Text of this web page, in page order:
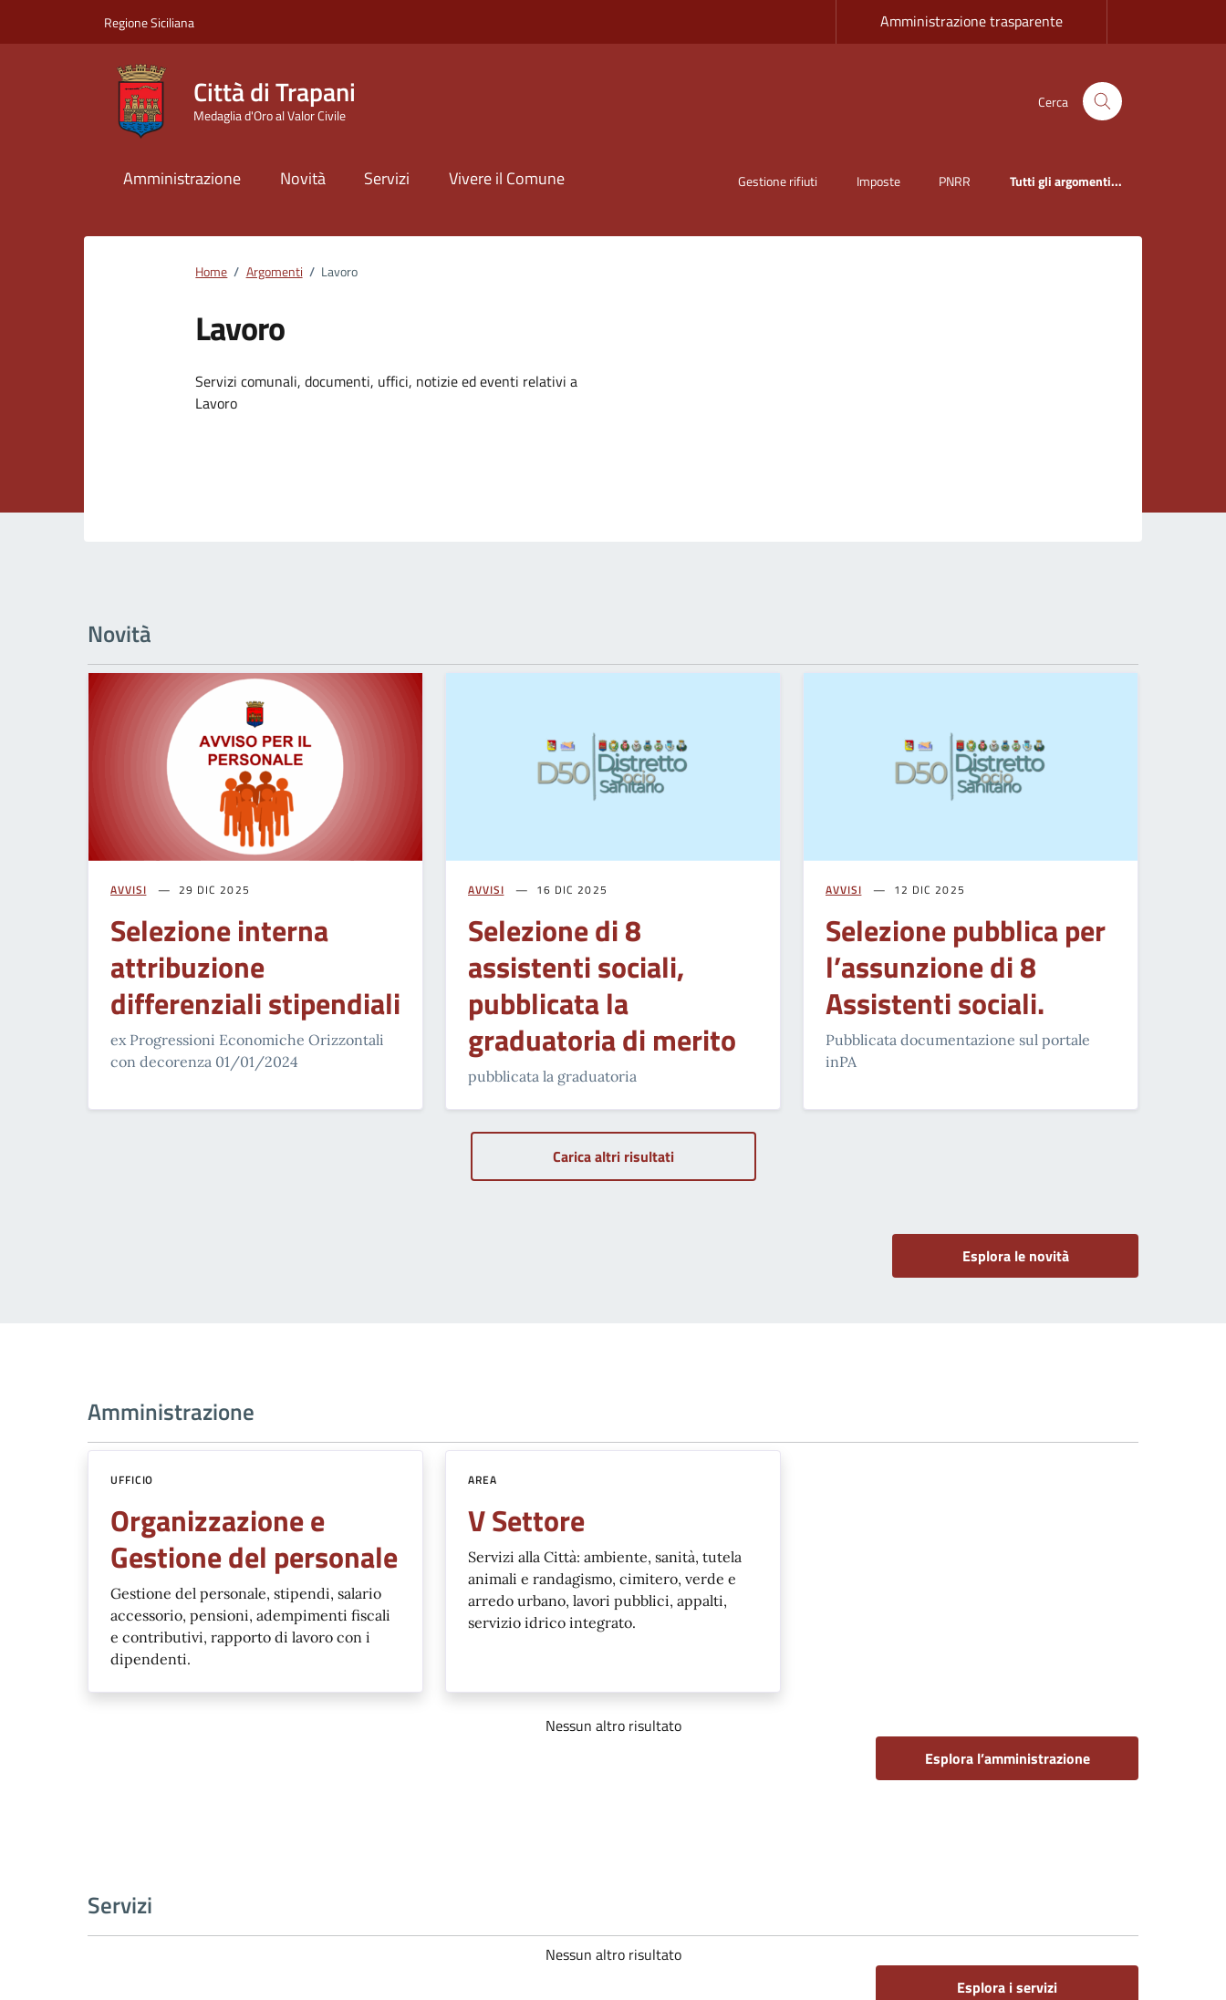
Regione Siciliana Amministrazione trasparente
Città di Trapani
Medaglia d'Oro al Valor Civile
Cerca
Amministrazione Novità Servizi Vivere il Comune Gestione rifiuti Imposte PNRR Tutti gli argomenti...
Home / Argomenti / Lavoro
Lavoro
Dettagli dell'argomento
Servizi comunali, documenti, uffici, notizie ed eventi relativi a
Lavoro
Novità
AVVISI 29 DIC 2025
Selezione interna
attribuzione
differenziali stipendiali
ex Progressioni Economiche Orizzontali
con decorenza 01/01/2024
AVVISI 16 DIC 2025
Selezione di 8
assistenti sociali,
pubblicata la
graduatoria di merito
pubblicata la graduatoria
AVVISI 12 DIC 2025
Selezione pubblica per
l’assunzione di 8
Assistenti sociali.
Pubblicata documentazione sul portale
inPA
Carica altri risultati
Esplora le novità
Amministrazione
UFFICIO
Organizzazione e
Gestione del personale
Gestione del personale, stipendi, salario
accessorio, pensioni, adempimenti fiscali
e contributivi, rapporto di lavoro con i
dipendenti.
AREA
V Settore
Servizi alla Città: ambiente, sanità, tutela
animali e randagismo, cimitero, verde e
arredo urbano, lavori pubblici, appalti,
servizio idrico integrato.
Nessun altro risultato
Esplora l’amministrazione
Servizi
Nessun altro risultato
Esplora i servizi